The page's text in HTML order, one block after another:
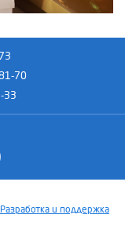
70
33
Разработка и поддержка